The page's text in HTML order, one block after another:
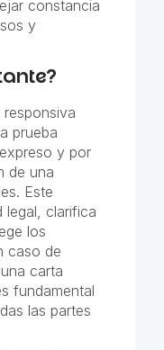
constancia
y
prueba
y por
de una
Este
legal, clarifica
los
caso de
carta
fundamental
las partes